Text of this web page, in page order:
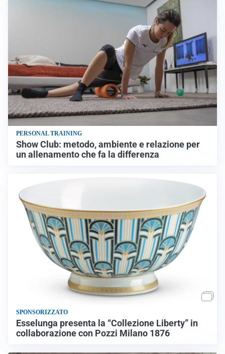
PERSONAL TRAINING
Show Club: metodo, ambiente e relazione per
un allenamento che fa la differenza
SPONSORIZZATO
Esselunga presenta la “Collezione Liberty” in
collaborazione con Pozzi Milano 1876